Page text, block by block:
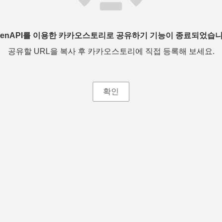
를 이용한 카카오스토리로 공유하기 기능이 종료되었습
공유할 URL을 복사 후 카카오스토리에 직접 등록해 보세요.
확인